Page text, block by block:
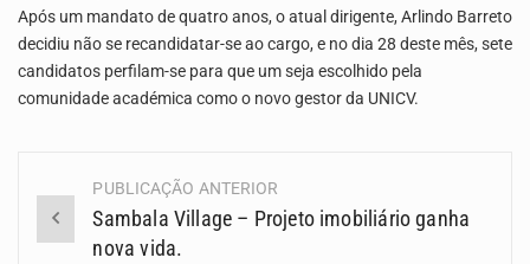
Após um mandato de quatro anos, o atual dirigente, Arlindo Barreto
decidiu não se recandidatar-se ao cargo, e no dia 28 deste mês, sete
candidatos perfilam-se para que um seja escolhido pela
comunidade académica como o novo gestor da UNICV.
Navegação
(Posts)
PUBLICAÇÃO ANTERIOR
Sambala Village – Projeto imobiliário ganha
nova vida.